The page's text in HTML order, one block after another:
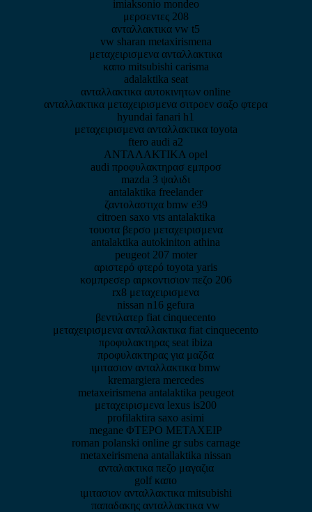
imiaksonio mondeo
μερσεντες 208
ανταλλακτικα vw t5
vw sharan metaxirismena
μεταχειρισμενα ανταλλακτικα
καπο mitsubishi carisma
adalaktika seat
ανταλλακτικα αυτοκινητων online
ανταλλακτικα μεταχειρισμενα σιτροεν σαξο φτερα
hyundai fanari h1
μεταχειρισμενα ανταλλακτικα toyota
ftero audi a2
ΑΝΤΑΛΑΚΤΙΚΑ opel
audi προφυλακτηρασ εμπροσ
mazda 3 ψαλιδι
antalaktika freelander
ζαντολαστιχα bmw e39
citroen saxo vts antalaktika
τουοτα βερσο μεταχειρισμενα
antalaktika autokiniton athina
peugeot 207 moter
αριστερό φτερό toyota yaris
κομπρεσερ αιρκοντισιον πεζο 206
rx8 μεταχειρισμενα
nissan n16 gefura
βεντιλατερ fiat cinquecento
μεταχειρισμενα ανταλλακτικα fiat cinquecento
προφυλακτηρας seat ibiza
προφυλακτηρας για μαζδα
ιμιτασιον ανταλλακτικα bmw
kremargiera mercedes
metaxeirismena antalaktika peugeot
μεταχειρισμενα lexus is200
profilaktira saxo asimi
megane ΦΤΕΡΟ ΜΕΤΑΧΕΙΡ
roman polanski online gr subs carnage
metaxeirismena antallaktika nissan
ανταλακτικα πεζο μαγαζια
golf καπο
ιμιτασιον ανταλλακτικα mitsubishi
παπαδακης ανταλλακτικα vw